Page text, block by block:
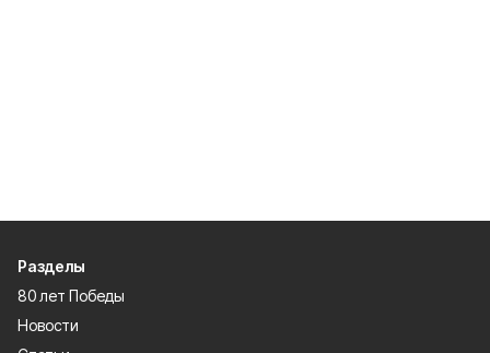
Разделы
80 лет Победы
Новости